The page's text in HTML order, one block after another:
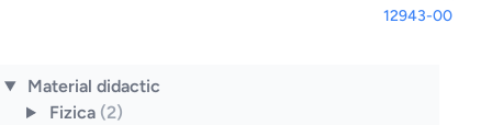
12943-00
Material didactic
Fizica (2)